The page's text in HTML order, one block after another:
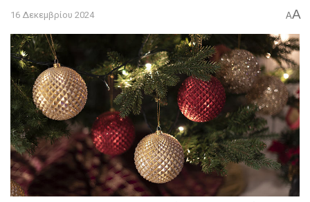
16 Δεκεμβρίου 2024 AA